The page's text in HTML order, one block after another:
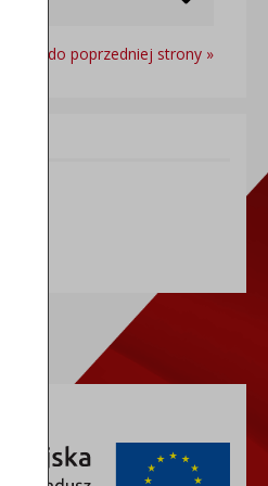
Powrót do poprzedniej strony »